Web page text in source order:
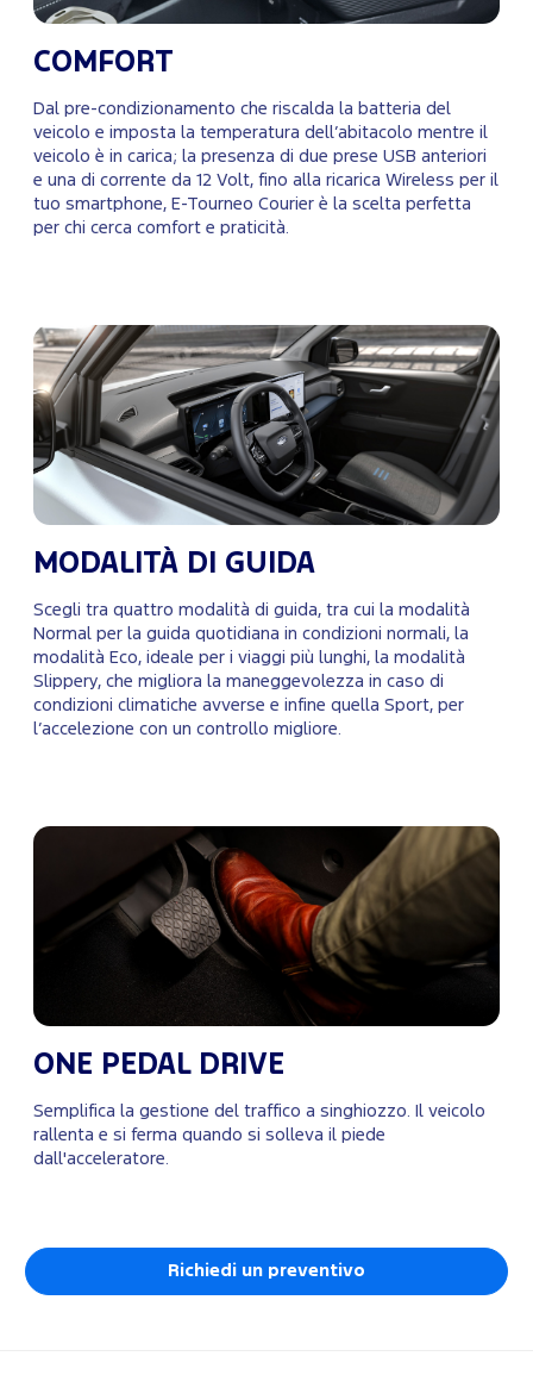
COMFORT
Dal pre-condizionamento che riscalda la batteria del
veicolo e imposta la temperatura dell’abitacolo mentre il
veicolo è in carica; la presenza di due prese USB anteriori
e una di corrente da 12 Volt, fino alla ricarica Wireless per il
tuo smartphone, E-Tourneo Courier è la scelta perfetta
per chi cerca comfort e praticità.
MODALITÀ DI GUIDA
Scegli tra quattro modalità di guida, tra cui la modalità
Normal per la guida quotidiana in condizioni normali, la
modalità Eco, ideale per i viaggi più lunghi, la modalità
Slippery, che migliora la maneggevolezza in caso di
condizioni climatiche avverse e infine quella Sport, per
l’accelezione con un controllo migliore.
ONE PEDAL DRIVE
Semplifica la gestione del traffico a singhiozzo. Il veicolo
rallenta e si ferma quando si solleva il piede
dall'acceleratore.
Richiedi un preventivo